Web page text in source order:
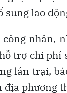
sung lao
nhân,
trợ chi phí
lán trại,
phương